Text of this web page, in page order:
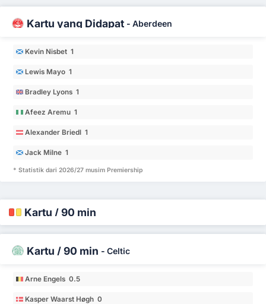
Kartu yang Didapat - Aberdeen
Kevin Nisbet 1
Lewis Mayo 1
Bradley Lyons 1
Afeez Aremu 1
Alexander Briedl 1
Jack Milne 1
* Statistik dari 2026/27 musim Premiership
Kartu / 90 min
Kartu / 90 min - Celtic
Arne Engels 0.5
Kasper Waarst Høgh 0